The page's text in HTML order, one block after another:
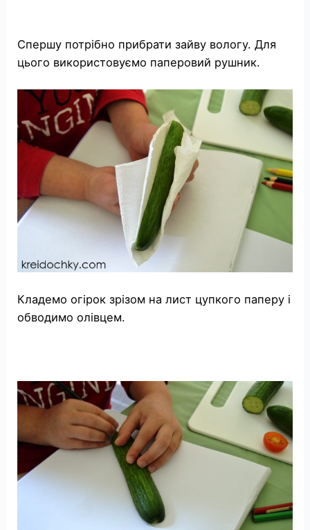
Спершу потрібно прибрати зайву вологу. Для
цього використовуємо паперовий рушник.
Кладемо огірок зрізом на лист цупкого паперу і
обводимо олівцем.